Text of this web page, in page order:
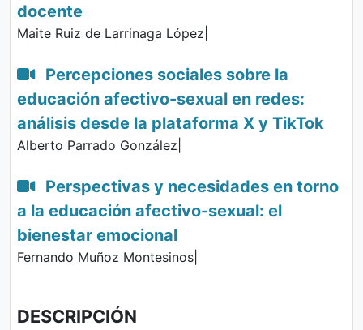
docente
Maite Ruiz de Larrinaga López|
Percepciones sociales sobre la
educación afectivo-sexual en redes:
análisis desde la plataforma X y TikTok
Alberto Parrado González|
Perspectivas y necesidades en torno
a la educación afectivo-sexual: el
bienestar emocional
Fernando Muñoz Montesinos|
DESCRIPCIÓN